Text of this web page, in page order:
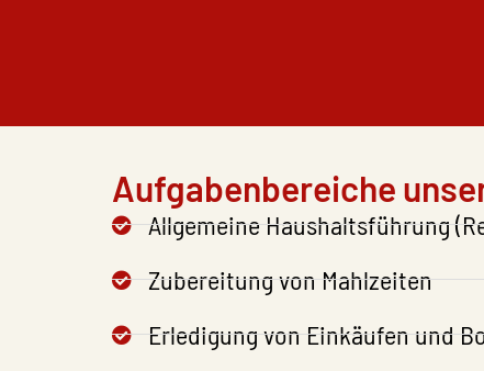
Aufgabenbereiche
Allgemeine Haushaltsführung
Zubereitung von Mahlzeiten
Erledigung von Einkäufen und